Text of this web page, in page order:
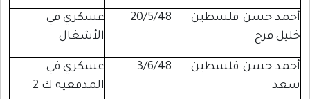
أحمد حسن
خليل فرح
فلسطين 20/5/48
عسكري في
الأشغال
أحمد حسن
سعد
فلسطين 3/6/48
عسكري في
المدفعية ك 2